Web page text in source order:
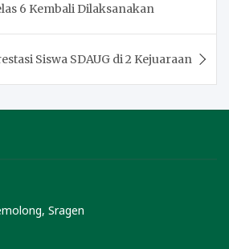
6 Kembali Dilaksanakan
Siswa SDAUG di 2 Kejuaraan
Sragen